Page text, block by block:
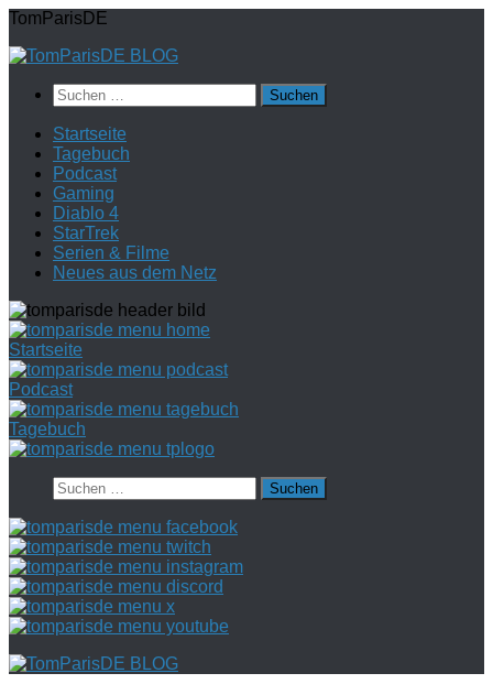
Zum
springen
TomParisDE
Suchen
nach:
Startseite
Tagebuch
Podcast
Gaming
Diablo 4
StarTrek
Serien & Filme
Neues aus dem Netz
Startseite
Podcast
Tagebuch
Suchen
nach: